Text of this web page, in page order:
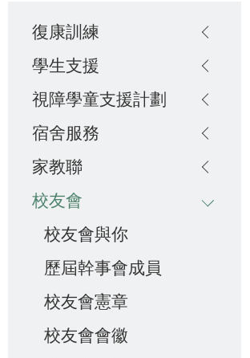
Main
navigation
復康訓練
學生支援
視障學童支援計劃
宿舍服務
家教聯
校友會
校友會與你
歷屆幹事會成員
校友會憲章
校友會會徽